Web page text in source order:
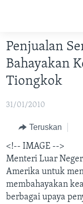
Akses
Lanjut
ke
Konten
Lanjut
Utama
Lanjut
ke
Pencarian
BERANDA
POLYGRAPH
DAFTAR PROGRAM
Learning English
IKUTI KAMI
Penjualan
Bahayakan
Tiongkok
31/01/2010
Teruskan
<!-- IMAGE -->
Menteri Luar
Amerika untuk
membahayakan
berbagai upaya